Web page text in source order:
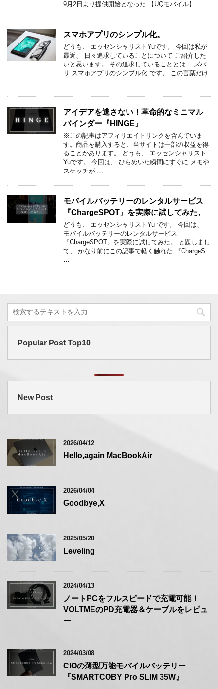
9月2日より提供開始となった 【UQモバイル】 …
スマホアプリのシンプル化。
どうも、 エッセンシャリストYuです。 今回は私が
最近、 日々追求していることについて ご紹介した
いと思います。 その追求していることとは… ズバ
リ スマホアプリのシンプル化 です。 この言葉だけ
…
アイデアを逃さない！革命的なミニマル
バインダー『HINGE』
※この記事はアフィリエイトリンクを含んでいま
す。商品を購入すると、当サイトは一部の収益を得
ることがあります。 どうも、 エッセンシャリスト
Yuです。 今回は、 ひらめいた瞬間にすぐに メモや
スケッチが …
モバイルバッテリーのレンタルサービス
『ChargeSPOT』を実際に試してみた。
どうも、 エッセンシャリストYu です。 今回は、
モバイルバッテリーのレンタルサービス
『ChargeSPOT』を実際に試してみた。 と題しまし
て、 かなり前にこの記事で軽く触れた 『ChargeS
…
Popular Post Top10
New Post
2026/04/12
Hello,again MacBookAir
2026/04/04
Goodbye,X
2025/05/20
Leveling
2024/04/13
ノートPCをフルスピードで充電可能！
VOLTMEのPD充電器＆ケーブルをレビュ
ー
2024/03/08
CIOの薄型万能モバイルバッテリー
『SMARTCOBY Pro SLIM 35W』